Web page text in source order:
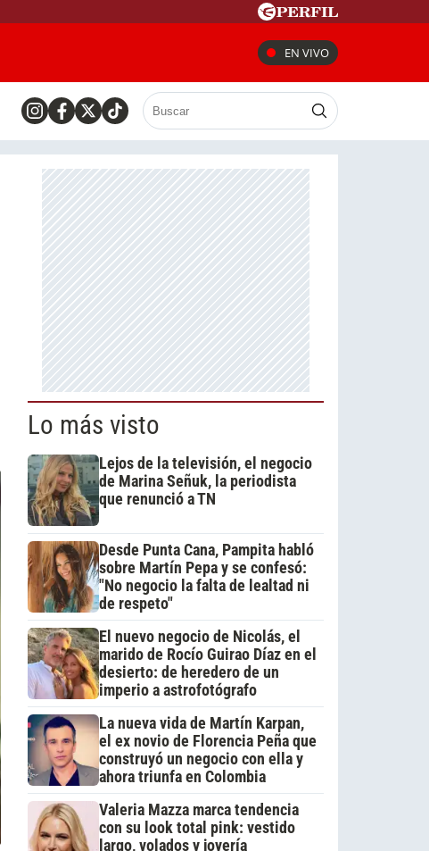
EN VIVO
Lo más visto
Lejos de la televisión, el negocio
de Marina Señuk, la periodista
que renunció a TN
Desde Punta Cana, Pampita habló
sobre Martín Pepa y se confesó:
"No negocio la falta de lealtad ni
de respeto"
El nuevo negocio de Nicolás, el
marido de Rocío Guirao Díaz en el
desierto: de heredero de un
imperio a astrofotógrafo
La nueva vida de Martín Karpan,
el ex novio de Florencia Peña que
construyó un negocio con ella y
ahora triunfa en Colombia
Valeria Mazza marca tendencia
con su look total pink: vestido
largo, volados y joyería